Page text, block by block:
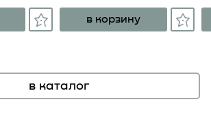
в корзину
в каталог